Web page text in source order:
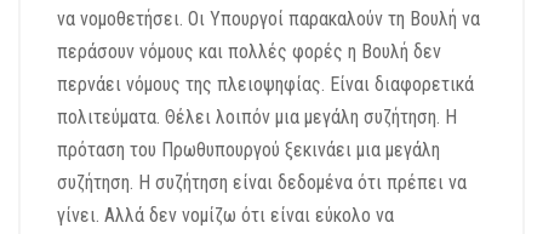
να νομοθετήσει. Οι Υπουργοί παρακαλούν τη Βουλή να
περάσουν νόμους και πολλές φορές η Βουλή δεν
περνάει νόμους της πλειοψηφίας. Είναι διαφορετικά
πολιτεύματα. Θέλει λοιπόν μια μεγάλη συζήτηση. Η
πρόταση του Πρωθυπουργού ξεκινάει μια μεγάλη
συζήτηση. Η συζήτηση είναι δεδομένα ότι πρέπει να
γίνει. Αλλά δεν νομίζω ότι είναι εύκολο να